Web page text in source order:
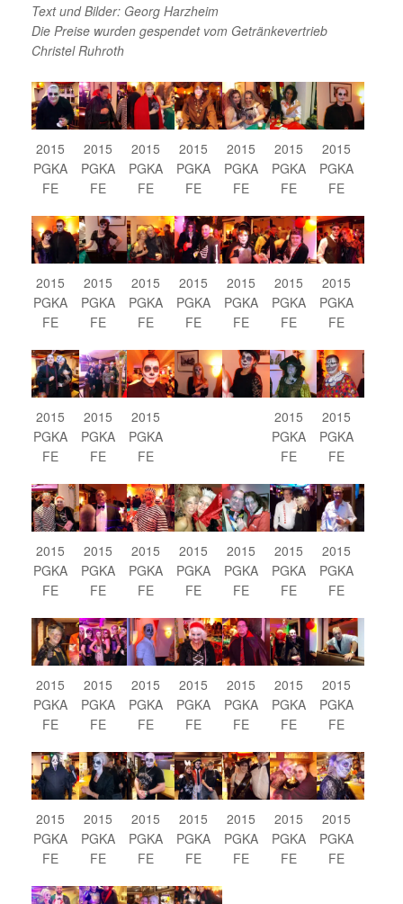
Text und Bilder: Georg Harzheim
Die Preise wurden gespendet vom Getränkevertrieb
Christel Ruhroth
2015
PGKA
FE
2015
PGKA
FE
2015
PGKA
FE
2015
PGKA
FE
2015
PGKA
FE
2015
PGKA
FE
2015
PGKA
FE
2015
PGKA
FE
2015
PGKA
FE
2015
PGKA
FE
2015
PGKA
FE
2015
PGKA
FE
2015
PGKA
FE
2015
PGKA
FE
2015
PGKA
FE
2015
PGKA
FE
2015
PGKA
FE
2015
PGKA
FE
2015
PGKA
FE
2015
PGKA
FE
2015
PGKA
FE
2015
PGKA
FE
2015
PGKA
FE
2015
PGKA
FE
2015
PGKA
FE
2015
PGKA
FE
2015
PGKA
FE
2015
PGKA
FE
2015
PGKA
FE
2015
PGKA
FE
2015
PGKA
FE
2015
PGKA
FE
2015
PGKA
FE
2015
PGKA
FE
2015
PGKA
FE
2015
PGKA
FE
2015
PGKA
FE
2015
PGKA
FE
2015
PGKA
FE
2015
PGKA
FE